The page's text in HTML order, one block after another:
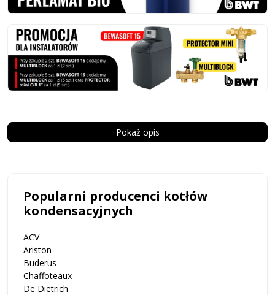
Pokaż opis
Popularni producenci kotłów
kondensacyjnych
ACV
Ariston
Buderus
Chaffoteaux
De Dietrich